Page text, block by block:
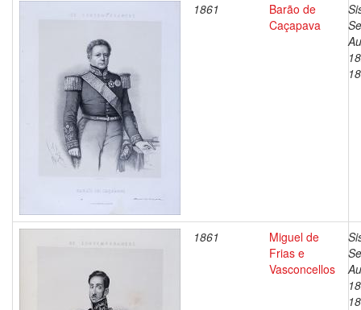
1861
Barão de
Caçapava
1861
Miguel de
Frias e
Vasconcellos